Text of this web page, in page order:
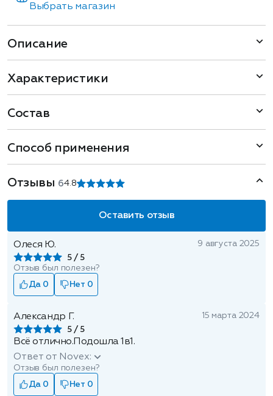
Выбрать магазин
Описание
Характеристики
Состав
Способ применения
Отзывы 64.8
Оставить отзыв
Олеся Ю.
5
9 августа 2025
Отзыв был полезен?
Да 0
Нет 0
Александр Г.
5
15 марта 2024
Всё отлично.Подошла 1в1.
Ответ от Novex:
Отзыв был полезен?
Да 0
Нет 0